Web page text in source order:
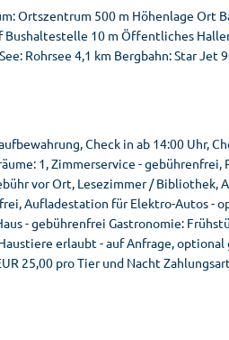
Ortszentrum 500 m Höhenlage Ort
10 m Öffentliches
Rohrsee 4,1 km Bergbahn: Star
Check in ab 14:00 Uhr,
1, Zimmerservice -
vor Ort, Lesezimmer /
Aufladestation für Elektro-Autos -
- gebührenfrei Gastronomie:
erlaubt - auf Anfrage,
25,00 pro Tier und Nacht